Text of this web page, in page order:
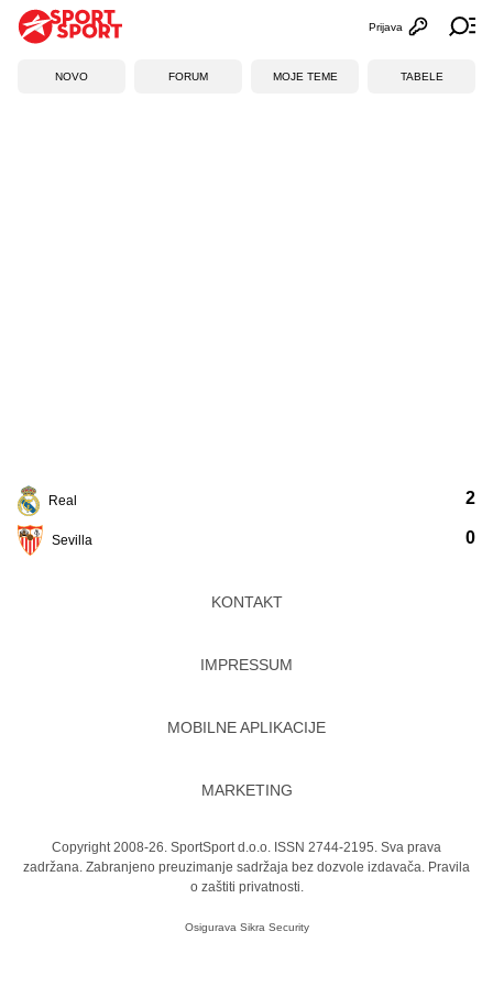
Otvori
Prijava
NOVO FORUM MOJE TEME TABELE
Real
Sevilla
2
0
KONTAKT
IMPRESSUM
MOBILNE APLIKACIJE
MARKETING
Copyright 2008-26. SportSport d.o.o. ISSN 2744-2195. Sva prava
zadržana. Zabranjeno preuzimanje sadržaja bez dozvole izdavača. Pravila
o zaštiti privatnosti.
Osigurava Sikra Security